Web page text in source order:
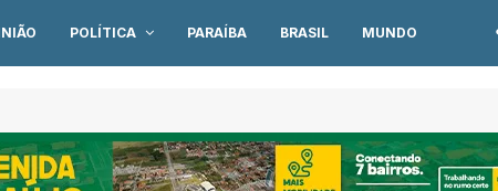
POLÍTICA PARAÍBA BRASIL MUNDO